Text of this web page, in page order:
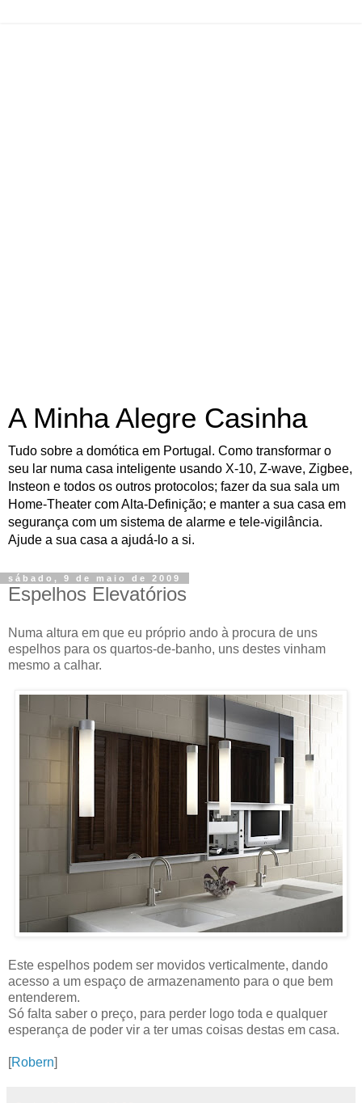
A Minha Alegre Casinha
Tudo sobre a domótica em Portugal. Como transformar o
seu lar numa casa inteligente usando X-10, Z-wave, Zigbee,
Insteon e todos os outros protocolos; fazer da sua sala um
Home-Theater com Alta-Definição; e manter a sua casa em
segurança com um sistema de alarme e tele-vigilância.
Ajude a sua casa a ajudá-lo a si.
sábado, 9 de maio de 2009
Espelhos Elevatórios
Numa altura em que eu próprio ando à procura de uns
espelhos para os quartos-de-banho, uns destes vinham
mesmo a calhar.
Este espelhos podem ser movidos verticalmente, dando
acesso a um espaço de armazenamento para o que bem
entenderem.
Só falta saber o preço, para perder logo toda e qualquer
esperança de poder vir a ter umas coisas destas em casa.
[Robern]